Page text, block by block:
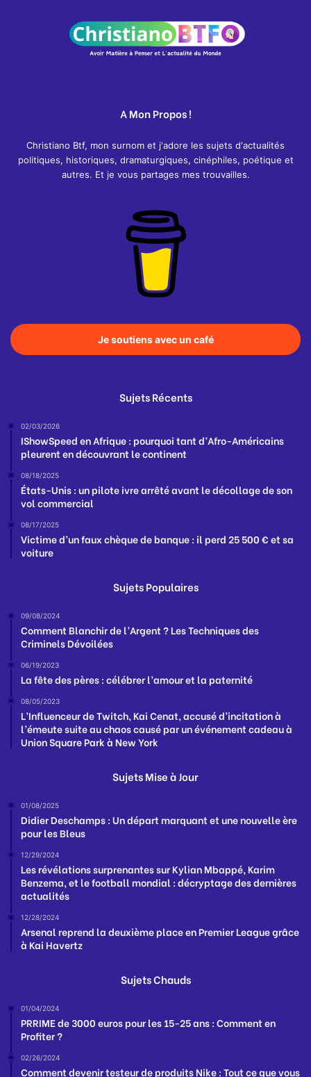
A Mon Propos !
Christiano Btf, mon surnom et j'adore les sujets d'actualités
politiques, historiques, dramaturgiques, cinéphiles, poétique et
autres. Et je vous partages mes trouvailles.
Je soutiens avec un café
Sujets Récents
02/03/2026
IShowSpeed en Afrique : pourquoi tant d’Afro-Américains
pleurent en découvrant le continent
08/18/2025
États-Unis : un pilote ivre arrêté avant le décollage de son
vol commercial
08/17/2025
Victime d’un faux chèque de banque : il perd 25 500 € et sa
voiture
Sujets Populaires
09/08/2024
Comment Blanchir de l’Argent ? Les Techniques des
Criminels Dévoilées
06/19/2023
La fête des pères : célébrer l’amour et la paternité
08/05/2023
L’Influenceur de Twitch, Kai Cenat, accusé d’incitation à
l’émeute suite au chaos causé par un événement cadeau à
Union Square Park à New York
Sujets Mise à Jour
01/08/2025
Didier Deschamps : Un départ marquant et une nouvelle ère
pour les Bleus
12/29/2024
Les révélations surprenantes sur Kylian Mbappé, Karim
Benzema, et le football mondial : décryptage des dernières
actualités
12/28/2024
Arsenal reprend la deuxième place en Premier League grâce
à Kai Havertz
Sujets Chauds
01/04/2024
PRRIME de 3000 euros pour les 15-25 ans : Comment en
Profiter ?
02/26/2024
Comment devenir testeur de produits Nike : Tout ce que vous